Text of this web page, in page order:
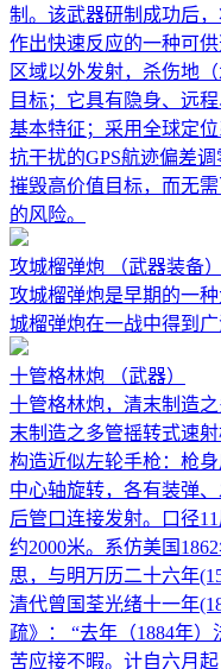
制。该武器研制成功后
作出快速反应的一种可
区域以外发射，杀伤地
目标；它具有隐身、远
基本特征；采用全球定位
抗干扰的GPS航迹偏差
摧毁高价值目标，而无
的风险。
攻城榴弹炮
（武器装备）
攻城榴弹炮是早期的一
城榴弹炮在一战中得到广
十管格林炮
（武器）
十管格林炮，清末制造
末制造之多管摇转式速
构造近似左轮手枪：枪
中心轴旋转，各有装弹
后管口连接发射。口径
约2000米。系仿美国
思，与明万历二十六年
清代曾国荃光绪十一年
疏》： “去年（1884年
苦应接不暇。计自六月